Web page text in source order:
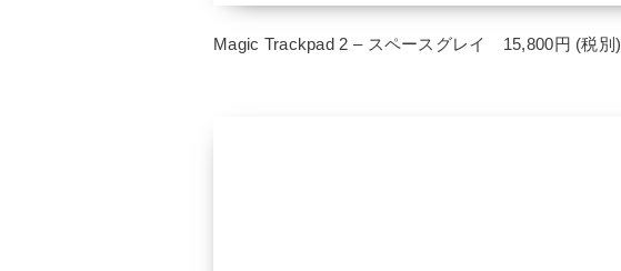
Magic Trackpad 2 – スペースグレイ 15,800円 (税別)